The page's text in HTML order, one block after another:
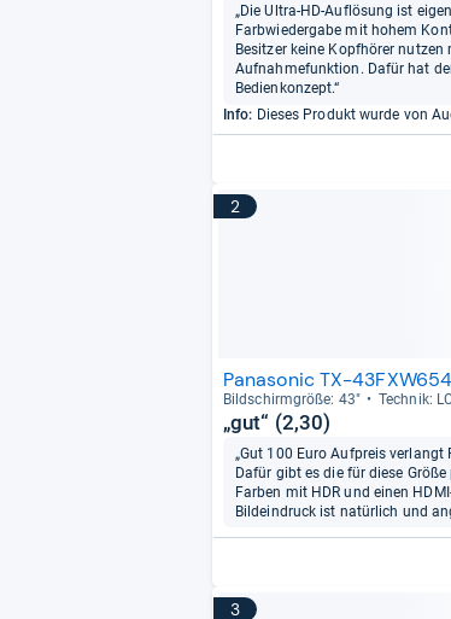
„Die Ultra-HD-Auflösung ist
Farbwiedergabe mit hohem
Besitzer keine Kopfhörer
Aufnahmefunktion. Dafür hat
Bedienkonzept.“
Info: Dieses Produkt wurde von
2
Panasonic TX-43FXW654
Bild­schirm­größe: 43" Tech­nik:
„gut“ (2,30)
„Gut 100 Euro Aufpreis
Dafür gibt es die für diese
Farben mit HDR und einen
Bildeindruck ist natürlich und
3